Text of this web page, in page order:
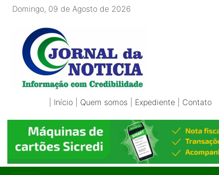
Domingo, 09 de Agosto de 2026
Início Quem somos Expediente Contato